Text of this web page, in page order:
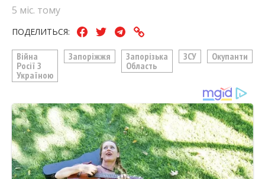
5 міс. тому
ПОДЕЛИТЬСЯ:
Війна
Росії З
Україною
Запоріжжя
Запорізька
Область
ЗСУ Окупанти